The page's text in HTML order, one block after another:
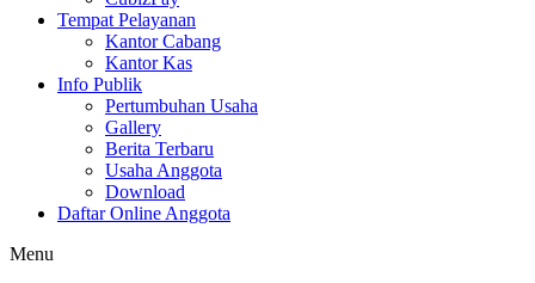
Tempat Pelayanan
Kantor Cabang
Kantor Kas
Info Publik
Pertumbuhan Usaha
Gallery
Berita Terbaru
Usaha Anggota
Download
Daftar Online Anggota
Menu